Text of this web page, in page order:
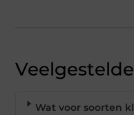
Wat voor soorten